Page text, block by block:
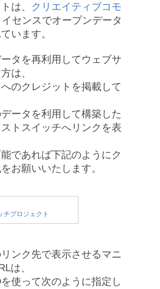
は、
クリエイティブコモ
センスでオープンデータ
います。
タを再利用してウェブサ
は、
のクレジットを掲載して
ータを利用して構築した
トスイッチへリンクを表
であれば下記のようにク
お願いいたします。
ンク先で表示させるマニ
は、
使って次のように指定し